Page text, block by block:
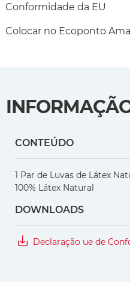
Conformidade da EU
Colocar no Ecoponto
CONTEÚDO
1 Par de Luvas de Látex
100% Látex Natural
DOWNLOADS
Declaração ue de